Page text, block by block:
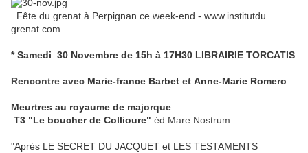
Fête du grenat à Perpignan ce week-end - www.institutdu
grenat.com
* Samedi 30 Novembre de 15h à 17H30 LIBRAIRIE TORCATIS
Rencontre avec Marie-france Barbet et Anne-Marie Romero
Meurtres au royaume de majorque
T3 "Le boucher de Collioure" éd Mare Nostrum
"Aprés LE SECRET DU JACQUET et LES TESTAMENTS